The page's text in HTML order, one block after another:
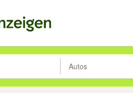
drücken um zu suchen,
Autos